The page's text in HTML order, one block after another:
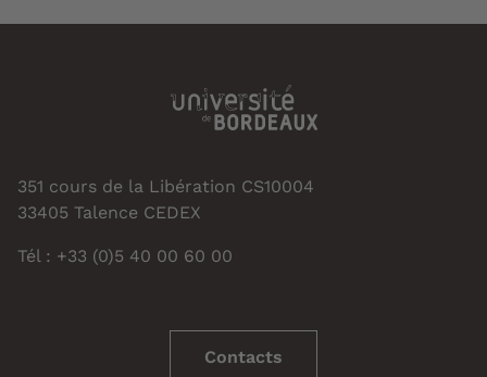
351 cours de la Libération CS10004
33405 Talence CEDEX
Tél : +33 (0)5 40 00 60 00
Contacts